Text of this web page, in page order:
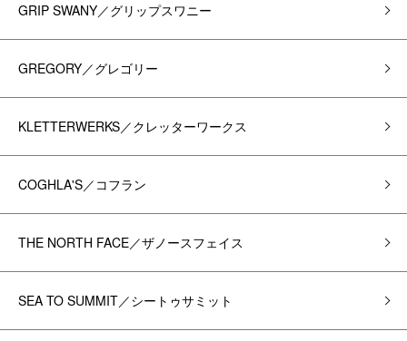
GRIP SWANY／グリップスワニー
GREGORY／グレゴリー
KLETTERWERKS／クレッターワークス
COGHLA'S／コフラン
THE NORTH FACE／ザノースフェイス
SEA TO SUMMIT／シートゥサミット